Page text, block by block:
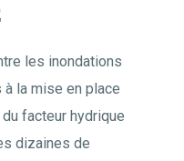
les inondations
la mise en place
facteur hydrique
dizaines de